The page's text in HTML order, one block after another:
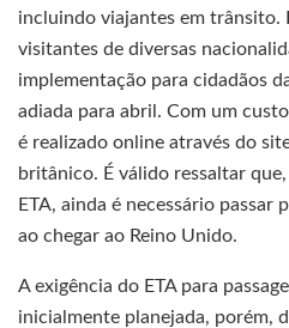
incluindo viajantes em trânsito.
visitantes de diversas
implementação para cidadãos
adiada para abril. Com um
é realizado online através do
britânico. É válido ressaltar
ETA, ainda é necessário
ao chegar ao Reino Unido.
A exigência do ETA para
inicialmente planejada, porém,